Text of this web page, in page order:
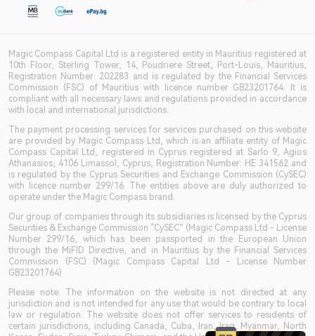
Magic Compass Capital Ltd is a registered entity in Mauritius registered at
10th Floor, Sterling Tower, 14, Poudriere Street, Port-Louis, Mauritius,
Registration Number: 202283 and is regulated by the Financial Services
Commission (FSC) of Mauritius with licence number GB23201764. It is
compliant with all necessary laws and regulations provided in accordance
with local and international jurisdictions.
The payment processing services for services purchased on this website
are provided by Magic Compass Ltd, which is an affiliate entity of Magic
Compass Capital Ltd, registered in Cyprus registered at Sarlo 9, Agios
Athanasios, 4106 Limassol, Cyprus, Registration Number: HE 341562 and
is regulated by the Cyprus Securities and Exchange Commission (CySEC)
with licence number 299/16. The entities above are duly authorized to
operate under the Magic Compass brand.
Our group of companies through its subsidiaries is licensed by the Cyprus
Securities & Exchange Commission “CySEC” (Magic Compass Ltd - License
Number 299/16, which has been passported in the European Union
through the MiFID Directive, and in Mauritius by the Financial Services
Commission (FSC) (Magic Compass Capital Ltd - License Number
GB23201764)
Please note: The information on the website is not directed at any
jurisdiction and is not intended for any use that would be contrary to local
law or regulation. The website does not offer services to residents of
certain jurisdictions, including Canada, Cuba, Iran, Iraq, Myanmar, North